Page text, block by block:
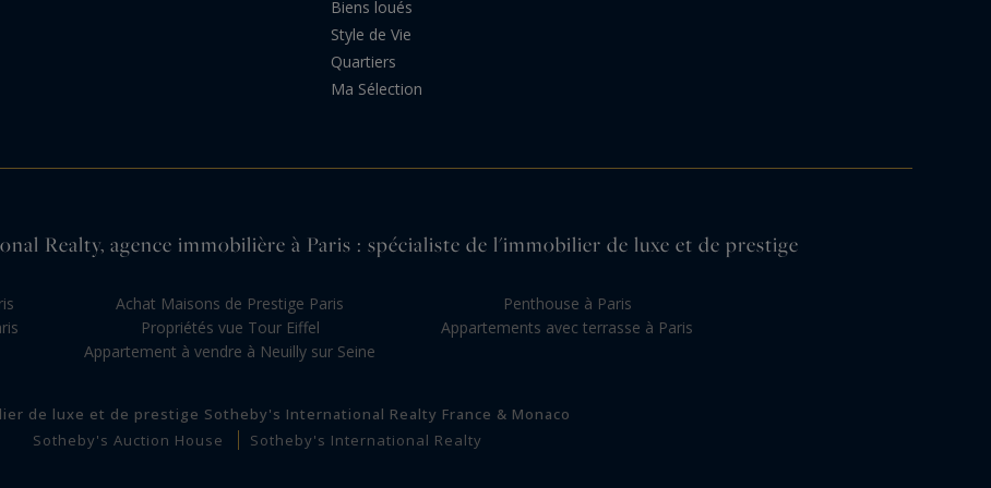
Biens loués
Style de Vie
Quartiers
Ma Sélection
Realty, agence immobilière à Paris : spécialiste de l'immobilier de luxe et de prestige
Achat Maisons de Prestige Paris
Propriétés vue Tour Eiffel
Appartement à vendre à Neuilly sur Seine
Penthouse à Paris
Appartements avec terrasse à Paris
de luxe et de prestige Sotheby's International Realty France & Monaco
Sotheby's Auction House
Sotheby's International Realty